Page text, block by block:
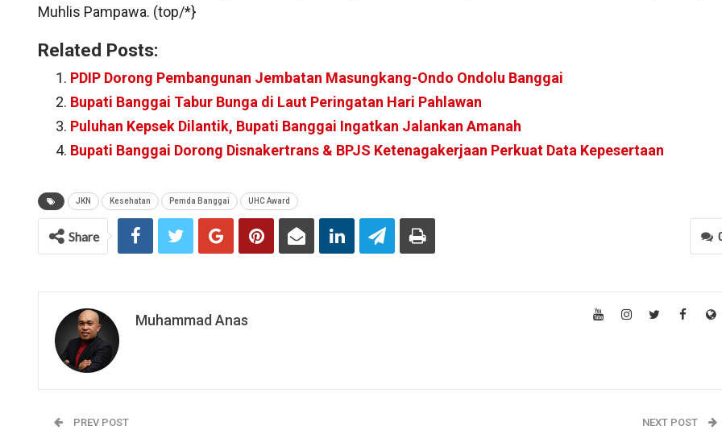
Muhlis Pampawa. (top/*}
Related Posts:
PDIP Dorong Pembangunan Jembatan Masungkang-Ondo Ondolu Banggai
Bupati Banggai Tabur Bunga di Laut Peringatan Hari Pahlawan
Puluhan Kepsek Dilantik, Bupati Banggai Ingatkan Jalankan Amanah
Bupati Banggai Dorong Disnakertrans & BPJS Ketenagakerjaan Perkuat Data Kepesertaan
JKN Kesehatan Pemda Banggai UHC Award
Share
Muhammad Anas
PREV POST NEXT POST